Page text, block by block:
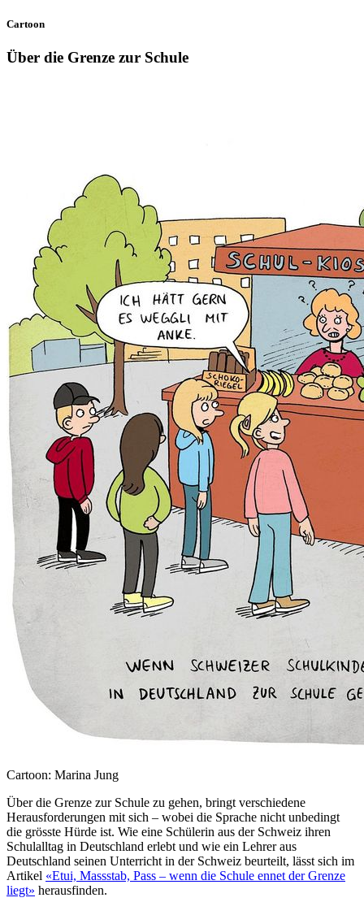
Cartoon
Über die Grenze zur Schule
Cartoon: Marina Jung
Über die Grenze zur Schule zu gehen, bringt verschiedene
Herausforderungen mit sich – wobei die Sprache nicht unbedingt
die grösste Hürde ist. Wie eine Schülerin aus der Schweiz ihren
Schulalltag in Deutschland erlebt und wie ein Lehrer aus
Deutschland seinen Unterricht in der Schweiz beurteilt, lässt sich im
Artikel «Etui, Massstab, Pass – wenn die Schule ennet der Grenze
liegt» herausfinden.